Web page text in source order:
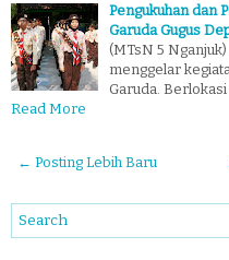
Pengukuhan dan
Garuda Gugus
(MTsN 5
menggelar
Garuda.
Read More
← Posting Lebih Baru